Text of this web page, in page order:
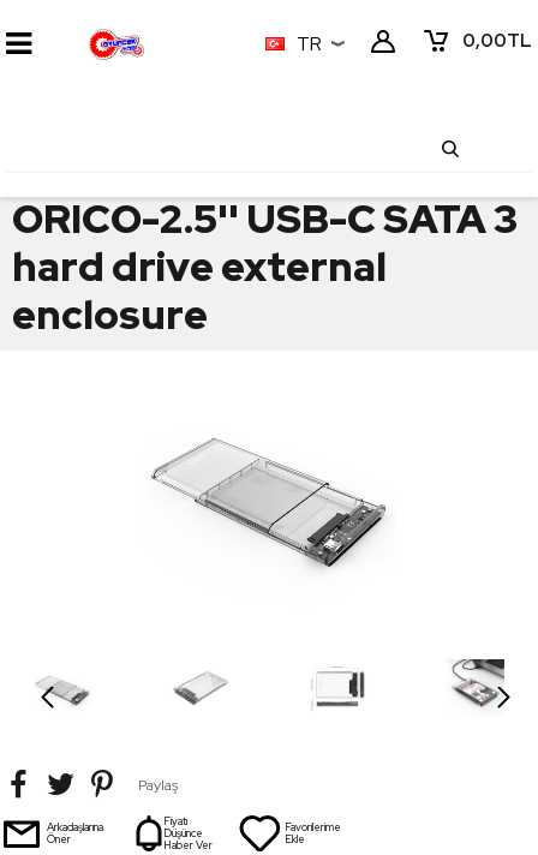
0,00TL
TR
ORICO-2.5'' USB-C SATA 3
hard drive external
enclosure
Paylaş
Arkadaşlarına
Öner
Fiyatı
Düşünce
Haber Ver
Favorilerime
Ekle